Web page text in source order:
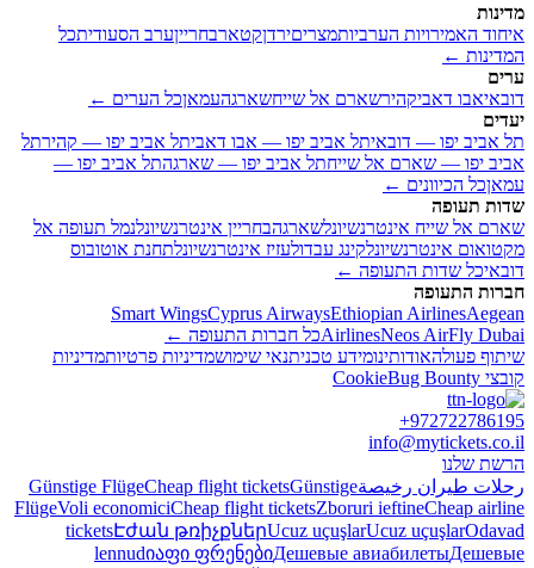
מדינות
איחוד האמירויות הערביותמצריםירדןקטארבחרייןערב הסעודיתכל
המדינות ←
ערים
דובאיאבו דאביקהירשארם אל שייחשארגהעמאןכל הערים ←
יעדים
תל אביב יפו — דובאיתל אביב יפו — אבו דאביתל אביב יפו — קהירתל
אביב יפו — שארם אל שייחתל אביב יפו — שארגהתל אביב יפו —
עמאןכל הכיוונים ←
שדות תעופה
שארם אל שייח אינטרנשיונלשארגהבחריין אינטרנשיונלנמל תעופה אל
מקטואום אינטרנשיונלקינג עבדולעזיז אינטרנשיונלתחנת אוטובוס
דובאיכל שדות התעופה ←
חברות התעופה
Smart WingsCyprus AirwaysEthiopian AirlinesAegean
AirlinesNeos AirFly Dubai
כל חברות התעופה ←
שיתוף פעולהאודותינומידע טכניתנאי שימושמדיניות פרטיותמדיניות
קובצי Cookie Bug Bounty
+972722786195
info@mytickets.co.il
הרשת שלנו
رحلات طيران رخيصة
Günstige FlügeCheap flight ticketsGünstige
FlügeVoli economiciCheap flight ticketsZboruri ieftineCheap airline
ticketsԷժան թռիչքներUcuz uçuşlarUcuz uçuşlarOdavad
lennudიაფი ფრენებიДешевые авиабилетыДешевые